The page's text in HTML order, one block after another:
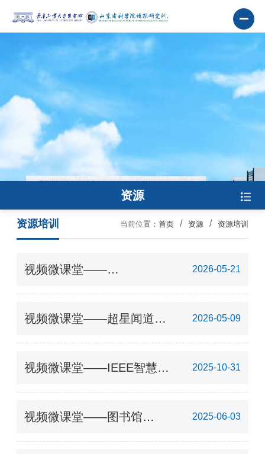
资源
当前位置：首页 资源 资源培训
资源培训
2026-05-21
视频微课堂——
2026-05-09
视频微课堂——超星闻道学
2025-10-31
视频微课堂——IEEE智慧科
2025-06-03
视频微课堂——图书馆